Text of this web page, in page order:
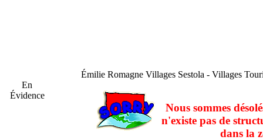
En
Évidence
Émilie Romagne Villages Sestola - Villages
Nous sommes
n'existe pas de
dans la